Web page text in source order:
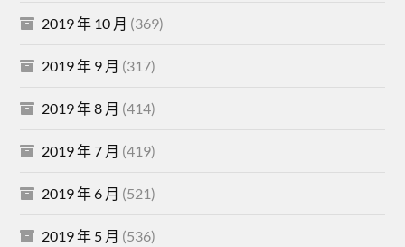
2019 年 10 月 (369)
2019 年 9 月 (317)
2019 年 8 月 (414)
2019 年 7 月 (419)
2019 年 6 月 (521)
2019 年 5 月 (536)